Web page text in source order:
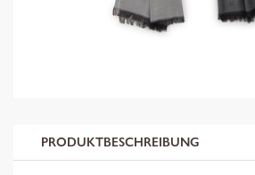
PRODUKTBESCHREIBUNG